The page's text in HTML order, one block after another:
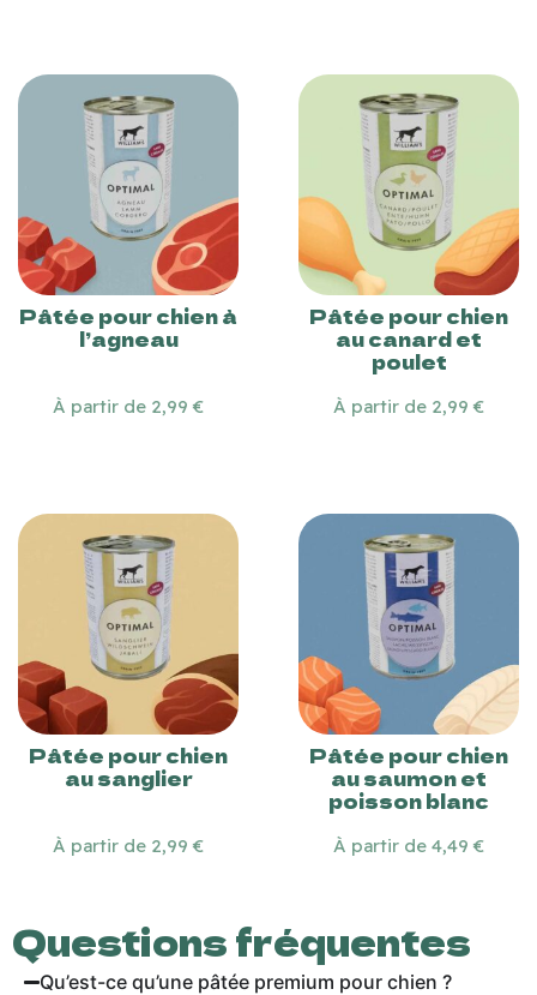
Pâtée pour chien à
l’agneau
À partir de 2,99 €
Pâtée pour chien
au canard et
poulet
À partir de 2,99 €
Pâtée pour chien
au sanglier
À partir de 2,99 €
Pâtée pour chien
au saumon et
poisson blanc
À partir de 4,49 €
Questions fréquentes
Qu’est-ce qu’une pâtée premium pour chien ?